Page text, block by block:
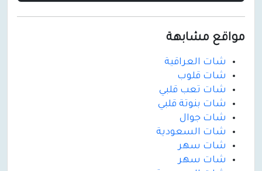
مواقع مشابهة
شات العراقية
شات قلوب
شات تعب قلبي
شات بنوتة قلبي
شات جوال
شات السعودية
شات سهر
شات سهر